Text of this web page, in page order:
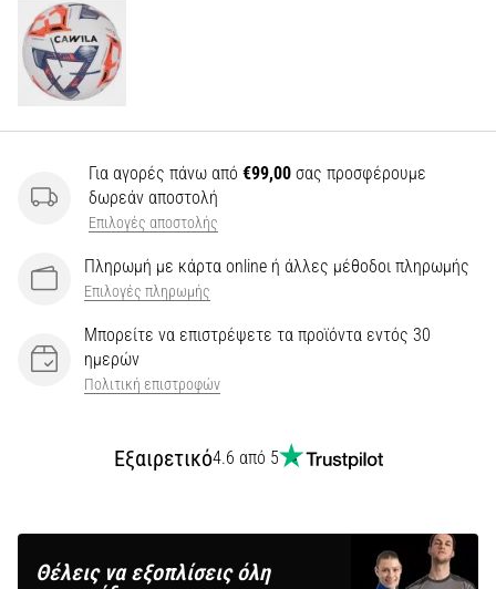
Για αγορές πάνω από €99,00 σας προσφέρουμε
δωρεάν αποστολή
Επιλογές αποστολής
Πληρωμή με κάρτα online ή άλλες μέθοδοι πληρωμής
Επιλογές πληρωμής
Μπορείτε να επιστρέψετε τα προϊόντα εντός 30
ημερών
Πολιτική επιστροφών
Εξαιρετικό4.6 από 5
Θέλεις να εξοπλίσεις όλη